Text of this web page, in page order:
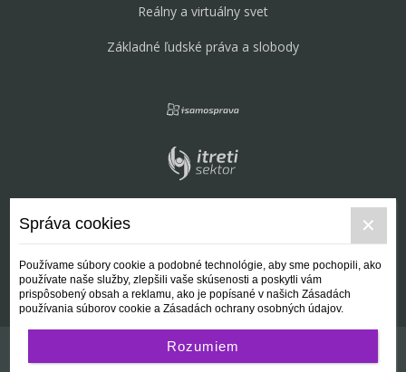
Reálny a virtuálny svet
Základné ľudské práva a slobody
Kontakt
Správa cookies
Používame súbory cookie a podobné technológie, aby sme pochopili, ako
používate naše služby, zlepšili vaše skúsenosti a poskytli vám
prispôsobený obsah a reklamu, ako je popísané v našich Zásadách
používania súborov cookie a Zásadách ochrany osobných údajov.
Rozumiem